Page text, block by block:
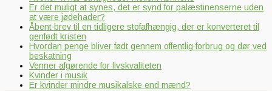
Er det muligt at synes, det er synd for palæstinenserne uden
at være jødehader?
Åbent brev til en tidligere stofafhængig, der er konverteret til
genfødt kristen
Hvordan penge bliver født gennem offentlig forbrug og dør ved
beskatning
Venner afgørende for livskvaliteten
Kvinder i musik
Er kvinder mindre musikalske end mænd?